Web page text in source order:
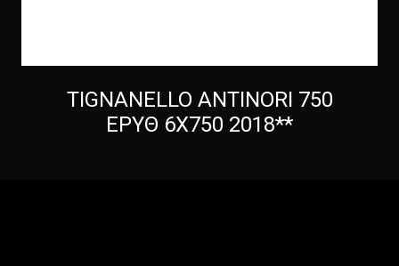
TIGNANELLO ANTINORI 750
ΕΡΥΘ 6Χ750 2018**